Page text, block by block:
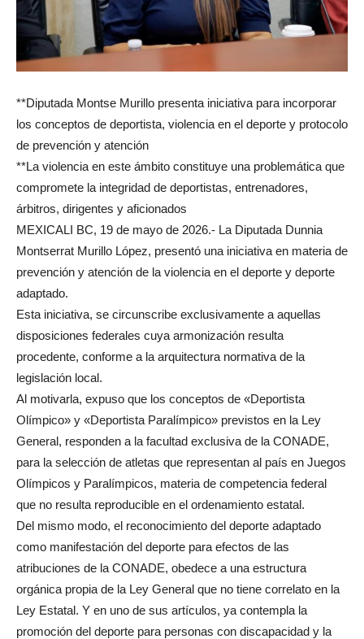
**Diputada Montse Murillo presenta iniciativa para incorporar
los conceptos de deportista, violencia en el deporte y protocolo
de prevención y atención
**La violencia en este ámbito constituye una problemática que
compromete la integridad de deportistas, entrenadores,
árbitros, dirigentes y aficionados
MEXICALI BC, 19 de mayo de 2026.- La Diputada Dunnia
Montserrat Murillo López, presentó una iniciativa en materia de
prevención y atención de la violencia en el deporte y deporte
adaptado.
Esta iniciativa, se circunscribe exclusivamente a aquellas
disposiciones federales cuya armonización resulta
procedente, conforme a la arquitectura normativa de la
legislación local.
Al motivarla, expuso que los conceptos de «Deportista
Olímpico» y «Deportista Paralímpico» previstos en la Ley
General, responden a la facultad exclusiva de la CONADE,
para la selección de atletas que representan al país en Juegos
Olímpicos y Paralímpicos, materia de competencia federal
que no resulta reproducible en el ordenamiento estatal.
Del mismo modo, el reconocimiento del deporte adaptado
como manifestación del deporte para efectos de las
atribuciones de la CONADE, obedece a una estructura
orgánica propia de la Ley General que no tiene correlato en la
Ley Estatal. Y en uno de sus artículos, ya contempla la
promoción del deporte para personas con discapacidad y la